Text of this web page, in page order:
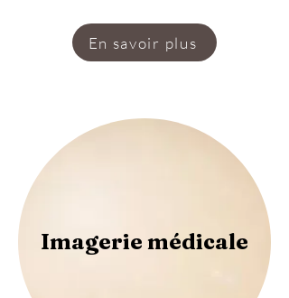
En savoir plus
Imagerie médicale